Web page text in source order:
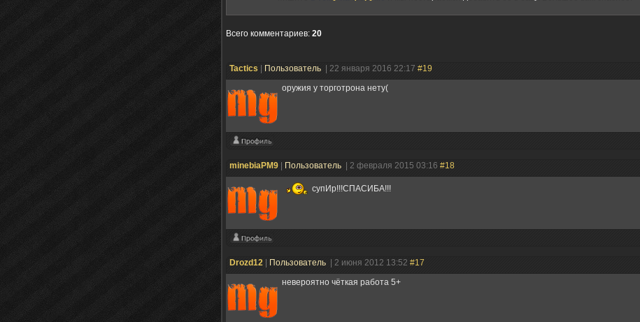
Всего комментариев: 20
Tactics Пользователь | 22 января 2016 22:17 #19
оружия у торготрона нету(
minebiaPM9 Пользователь | 2 февраля 2015 03:16 #18
супИр!!!СПАСИБА!!!
Drozd12 Пользователь | 2 июня 2012 13:52 #17
невероятно чёткая работа 5+